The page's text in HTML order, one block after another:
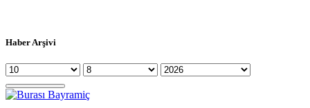
Haber Arşivi